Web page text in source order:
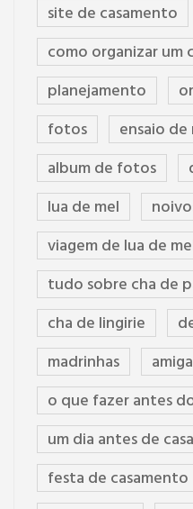
site de casamento
como organizar um
planejamento
fotos
ensaio
album de fotos
lua de mel
viagem de lua de
tudo sobre cha de
cha de lingirie
madrinhas
o que fazer antes
um dia antes de
festa de casamento